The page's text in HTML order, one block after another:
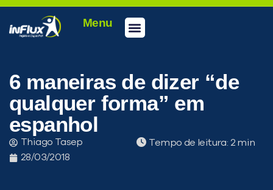
Menu
6 maneiras de dizer “de
qualquer forma” em
espanhol
Thiago Tasep
28/03/2018
Tempo de leitura: